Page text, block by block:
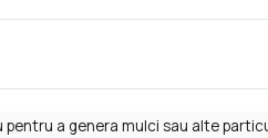
a genera mulci sau alte